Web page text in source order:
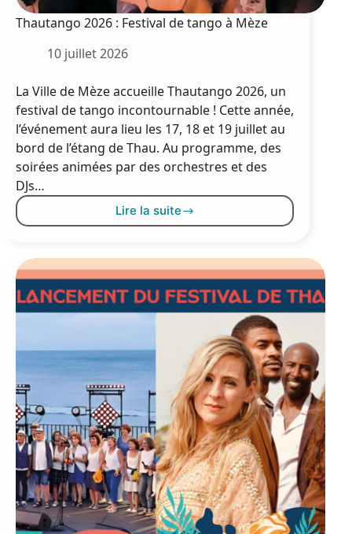
Thautango 2026 : Festival de tango à Mèze
10 juillet 2026
La Ville de Mèze accueille Thautango 2026, un
festival de tango incontournable ! Cette année,
l’événement aura lieu les 17, 18 et 19 juillet au
bord de l’étang de Thau. Au programme, des
soirées animées par des orchestres et des
DJs…
Lire la suiteThautango
Festival
de
tango